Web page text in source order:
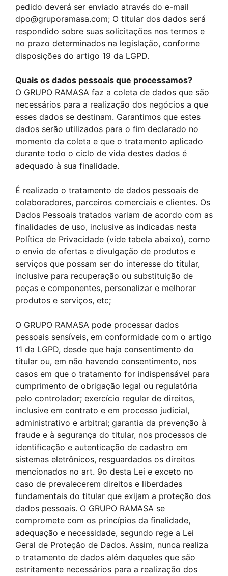
pedido deverá ser enviado através do e-mail
dpo@gruporamasa.com; O titular dos dados será
respondido sobre suas solicitações nos termos e
no prazo determinados na legislação, conforme
disposições do artigo 19 da LGPD.
Quais os dados pessoais que processamos?
O GRUPO RAMASA faz a coleta de dados que são
necessários para a realização dos negócios a que
esses dados se destinam. Garantimos que estes
dados serão utilizados para o fim declarado no
momento da coleta e que o tratamento aplicado
durante todo o ciclo de vida destes dados é
adequado à sua finalidade.
É realizado o tratamento de dados pessoais de
colaboradores, parceiros comerciais e clientes. Os
Dados Pessoais tratados variam de acordo com as
finalidades de uso, inclusive as indicadas nesta
Política de Privacidade (vide tabela abaixo), como
o envio de ofertas e divulgação de produtos e
serviços que possam ser do interesse do titular,
inclusive para recuperação ou substituição de
peças e componentes, personalizar e melhorar
produtos e serviços, etc;
O GRUPO RAMASA pode processar dados
pessoais sensíveis, em conformidade com o artigo
11 da LGPD, desde que haja consentimento do
titular ou, em não havendo consentimento, nos
casos em que o tratamento for indispensável para
cumprimento de obrigação legal ou regulatória
pelo controlador; exercício regular de direitos,
inclusive em contrato e em processo judicial,
administrativo e arbitral; garantia da prevenção à
fraude e à segurança do titular, nos processos de
identificação e autenticação de cadastro em
sistemas eletrônicos, resguardados os direitos
mencionados no art. 9o desta Lei e exceto no
caso de prevalecerem direitos e liberdades
fundamentais do titular que exijam a proteção dos
dados pessoais. O GRUPO RAMASA se
compromete com os princípios da finalidade,
adequação e necessidade, segundo rege a Lei
Geral de Proteção de Dados. Assim, nunca realiza
o tratamento de dados além daqueles que são
estritamente necessários para a realização dos